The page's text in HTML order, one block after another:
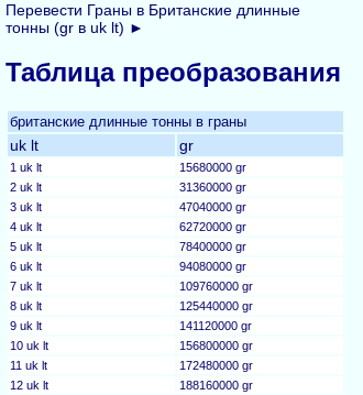
Перевести Граны в Британские длинные
тонны (gr в uk lt) ►
Таблица преобразования
британские длинные тонны в граны
uk lt gr
1 uk lt
15680000 gr
2 uk lt
31360000 gr
3 uk lt
47040000 gr
4 uk lt
62720000 gr
5 uk lt
78400000 gr
6 uk lt
94080000 gr
7 uk lt
109760000 gr
8 uk lt
125440000 gr
9 uk lt
141120000 gr
10 uk lt
156800000 gr
11 uk lt
172480000 gr
12 uk lt
188160000 gr